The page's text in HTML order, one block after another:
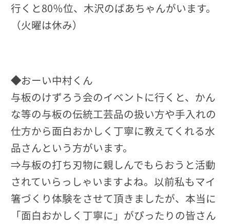
行くと80％位、木沢のばあちゃんがいます。
（火曜は休み）
◆おーい中村くん
与板のけずろう会のイベントに行くと、かん
な等の与板の伝統工芸品の扱い方や手入れの
仕方から面白おかしく丁寧に教えてくれる水
品さんという方がいます。
⇒与板の打ち刃物に親しんでもらおうと活動
されていらっしゃいますよね。以前私もマイ
箸づくり体験をさせて頂きましたが、本当に
「面白おかしく丁寧に」がぴったりの皆さん